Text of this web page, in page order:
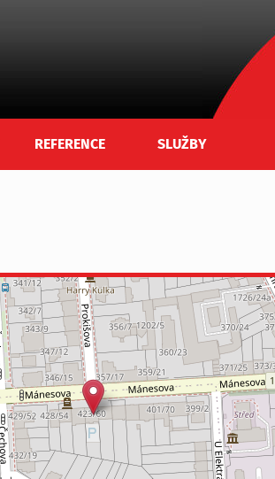
REFERENCE SLUŽBY